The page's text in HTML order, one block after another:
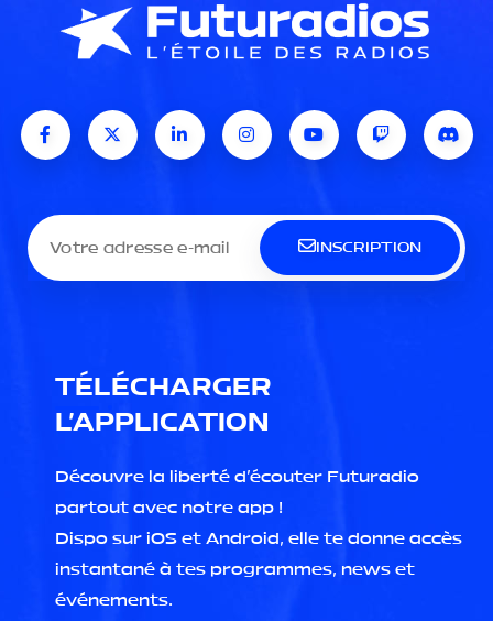
INSCRIPTION
TÉLÉCHARGER
L'APPLICATION
Découvre la liberté d'écouter Futuradio
partout avec notre app !
Dispo sur iOS et Android, elle te donne accès
instantané à tes programmes, news et
événements.